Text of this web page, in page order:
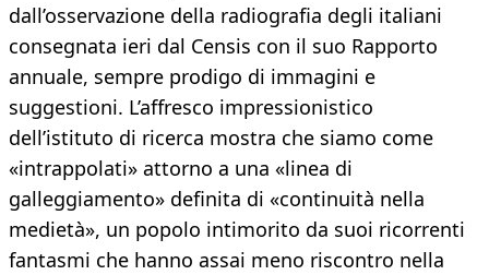
dall’osservazione della radiografia degli italiani
consegnata ieri dal Censis con il suo Rapporto
annuale, sempre prodigo di immagini e
suggestioni. L’affresco impressionistico
dell’istituto di ricerca mostra che siamo come
«intrappolati» attorno a una «linea di
galleggiamento» definita di «continuità nella
medietà», un popolo intimorito da suoi ricorrenti
fantasmi che hanno assai meno riscontro nella